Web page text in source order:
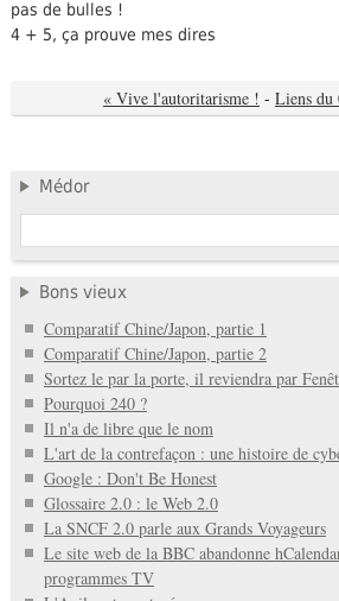
pas de bulles !
4 + 5, ça prouve mes dires
« Vive l'autoritarisme ! - Liens du
Médor
Bons vieux
Comparatif Chine/Japon, partie 1
Comparatif Chine/Japon, partie 2
Sortez le par la porte, il reviendra par
Pourquoi 240 ?
Il n'a de libre que le nom
L'art de la contrefaçon : une histoire de
Google : Don't Be Honest
Glossaire 2.0 : le Web 2.0
La SNCF 2.0 parle aux Grands Voyageurs
Le site web de la BBC abandonne
programmes TV